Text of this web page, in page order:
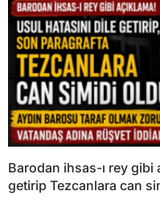
Barodan ihsas-ı rey gibi
getirip Tezcanlara can